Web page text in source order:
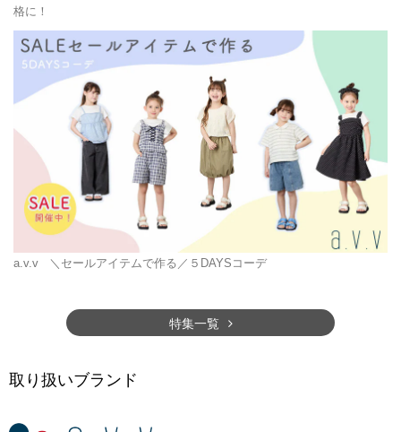
格に！
a.v.v ＼セールアイテムで作る／５DAYSコーデ
特集一覧
取り扱いブランド